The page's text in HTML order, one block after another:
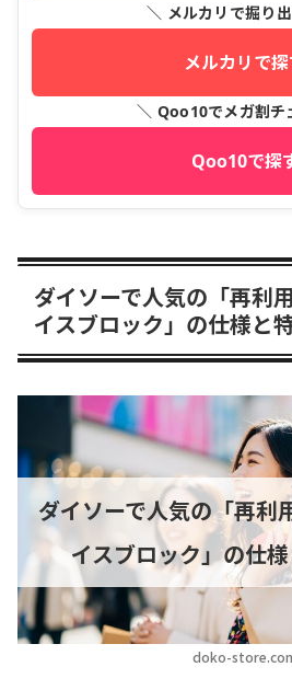
＼ メルカリで掘り
メルカリで
＼ Qoo10でメガ割チ
Qoo10で探
ダイソーで人気の「再利
イスブロック」の仕様と
doko-
ダイソーで人気の「再利
イスブロック」の仕